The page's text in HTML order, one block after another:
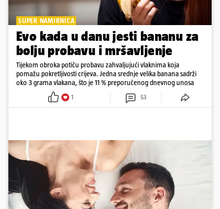
SUPER NAMIRNICA
Evo kada u danu jesti bananu za
bolju probavu i mršavljenje
Tijekom obroka potiču probavu zahvaljujući vlaknima koja
pomažu pokretljivosti crijeva. Jedna srednje velika banana sadrži
oko 3 grama vlakana, što je 11 % preporučenog dnevnog unosa
1 53